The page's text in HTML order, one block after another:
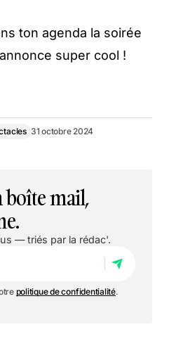
ton agenda la soirée
super cool !
31 octobre 2024
boîte mail,
— triés par la rédac'.
politique de confidentialité.